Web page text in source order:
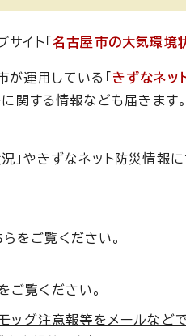
イト「名古屋市の大気環境
運用している「 きずなネッ
関する情報なども届きます
」やきずなネット防災情報
をご覧ください。
ご覧ください。
ッグ注意報等をメールなど